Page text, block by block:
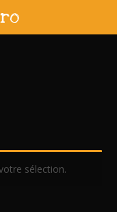
sélection.